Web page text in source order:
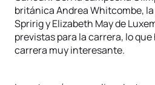
británica Andrea Whitcombe,
Spririg y Elizabeth May de
previstas para la carrera, lo
carrera muy interesante.